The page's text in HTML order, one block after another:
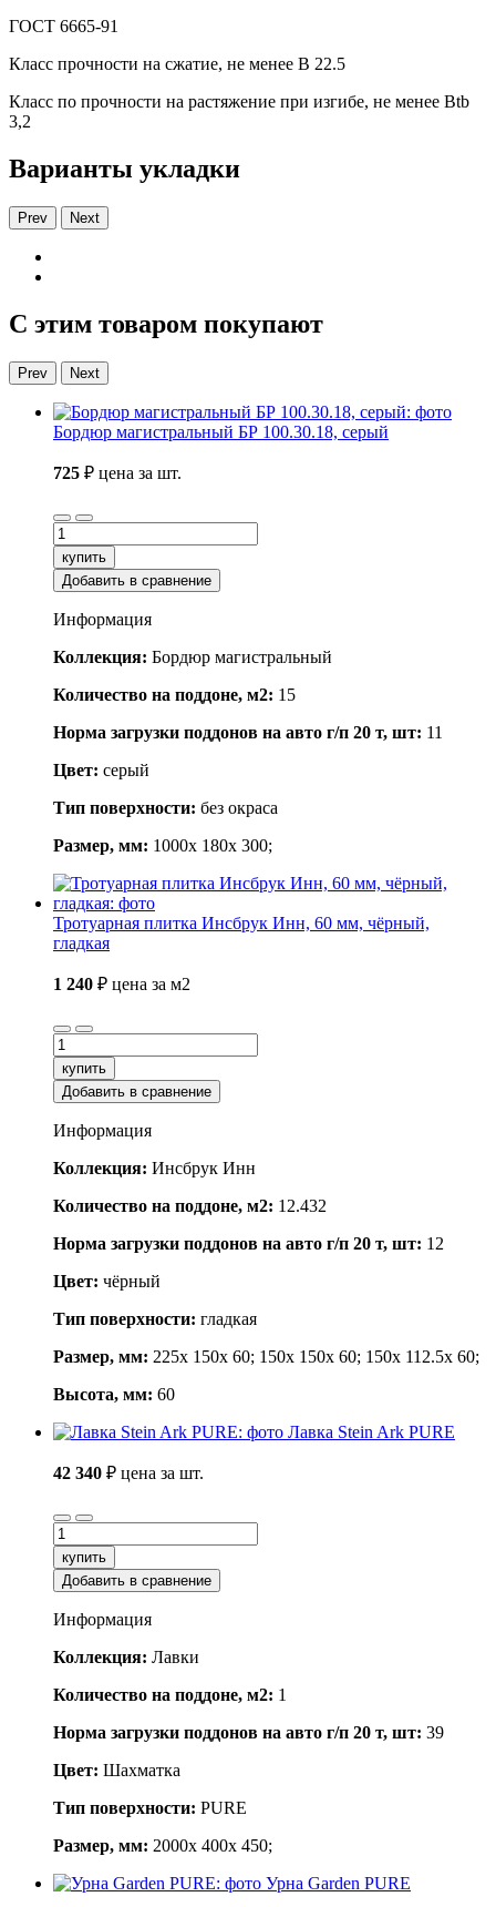
ГОСТ 6665-91
Класс прочности на сжатие, не менее В 22.5
Класс по прочности на растяжение при изгибе, не менее Вtb
3,2
Варианты укладки
Prev Next
С этим товаром покупают
Prev Next
Бордюр магистральный БР 100.30.18, серый
725 ₽ цена за шт.
купить
Добавить в сравнение
Информация
Коллекция: Бордюр магистральный
Количество на поддоне, м2: 15
Норма загрузки поддонов на авто г/п 20 т, шт: 11
Цвет: серый
Тип поверхности: без окраса
Размер, мм: 1000x 180x 300;
Тротуарная плитка Инсбрук Инн, 60 мм, чёрный,
гладкая
1 240 ₽ цена за м2
купить
Добавить в сравнение
Информация
Коллекция: Инсбрук Инн
Количество на поддоне, м2: 12.432
Норма загрузки поддонов на авто г/п 20 т, шт: 12
Цвет: чёрный
Тип поверхности: гладкая
Размер, мм: 225x 150x 60; 150x 150x 60; 150x 112.5x 60;
Высота, мм: 60
Лавка Stein Ark PURE
42 340 ₽ цена за шт.
купить
Добавить в сравнение
Информация
Коллекция: Лавки
Количество на поддоне, м2: 1
Норма загрузки поддонов на авто г/п 20 т, шт: 39
Цвет: Шахматка
Тип поверхности: PURE
Размер, мм: 2000x 400x 450;
Урна Garden PURE